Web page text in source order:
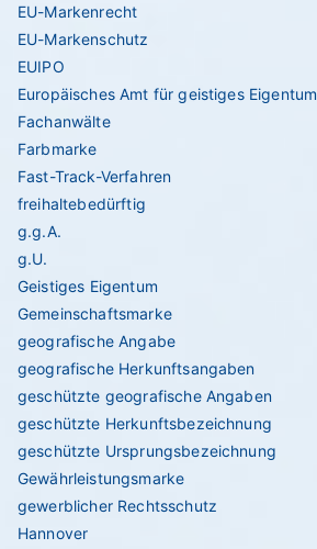
EU-Markenrecht
EU-Markenschutz
EUIPO
Europäisches Amt für geistiges Eigentum
Fachanwälte
Farbmarke
Fast-Track-Verfahren
freihaltebedürftig
g.g.A.
g.U.
Geistiges Eigentum
Gemeinschaftsmarke
geografische Angabe
geografische Herkunftsangaben
geschützte geografische Angaben
geschützte Herkunftsbezeichnung
geschützte Ursprungsbezeichnung
Gewährleistungsmarke
gewerblicher Rechtsschutz
Hannover